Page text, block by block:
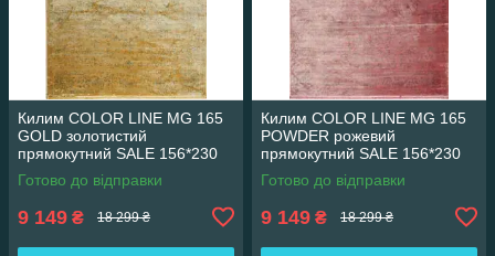
Килим COLOR LINE MG 165
GOLD золотистий
прямокутний SALE 156*230
см
Готово до відправки
9 149 ₴ 18 299 ₴
Килим COLOR LINE MG 165
POWDER рожевий
прямокутний SALE 156*230
см
Готово до відправки
9 149 ₴ 18 299 ₴